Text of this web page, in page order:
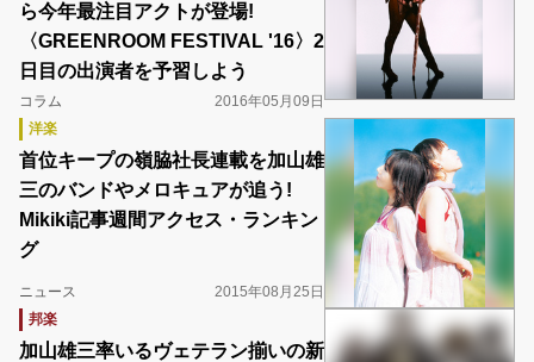
ら今年最注目アクトが登場!
〈GREENROOM FESTIVAL '16〉2
日目の出演者を予習しよう
コラム
2016年05月09日
洋楽
首位キープの嶺脇社長連載を加山雄
三のバンドやメロキュアが追う!
Mikiki記事週間アクセス・ランキン
グ
ニュース
2015年08月25日
邦楽
加山雄三率いるヴェテラン揃いの新